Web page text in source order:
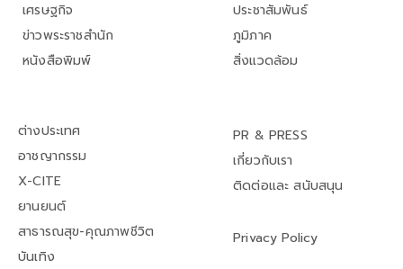
เศรษฐกิจ
ข่าวพระราชสำนัก
หนังสือพิมพ์
ประชาสัมพันธ์
ภูมิภาค
สิ่งแวดล้อม
ต่างประเทศ
อาชญากรรม
X-CITE
ยานยนต์
สาธารณสุข-คุณภาพชีวิต
บันเทิง
PR & PRESS
เกี่ยวกับเรา
ติดต่อและ สนับสนุน
Privacy Policy